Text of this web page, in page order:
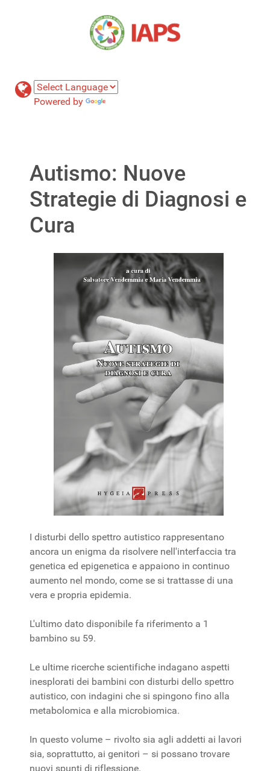
Powered by
Autismo: Nuove
Strategie di Diagnosi e
Cura
I disturbi dello spettro autistico rappresentano
ancora un enigma da risolvere nell'interfaccia tra
genetica ed epigenetica e appaiono in continuo
aumento nel mondo, come se si trattasse di una
vera e propria epidemia.
L'ultimo dato disponibile fa riferimento a 1
bambino su 59.
Le ultime ricerche scientifiche indagano aspetti
inesplorati dei bambini con disturbi dello spettro
autistico, con indagini che si spingono fino alla
metabolomica e alla microbiomica.
In questo volume – rivolto sia agli addetti ai lavori
sia, soprattutto, ai genitori – si possano trovare
nuovi spunti di riflessione.